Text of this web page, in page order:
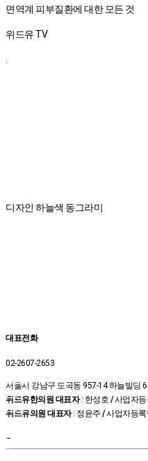
면역계 피부질환에 대한 모든 것
위드유 TV
디자인 하늘색 동그라미
대표전화
02-2607-2653
서울시 강남구 도곡동 957-14 하늘빌딩
위드유한의원 대표자: 한성호 /사업자등
위드유의원 대표자: 정윤주 /사업자등록
–
온라인
예약
상담신
카톡상
담